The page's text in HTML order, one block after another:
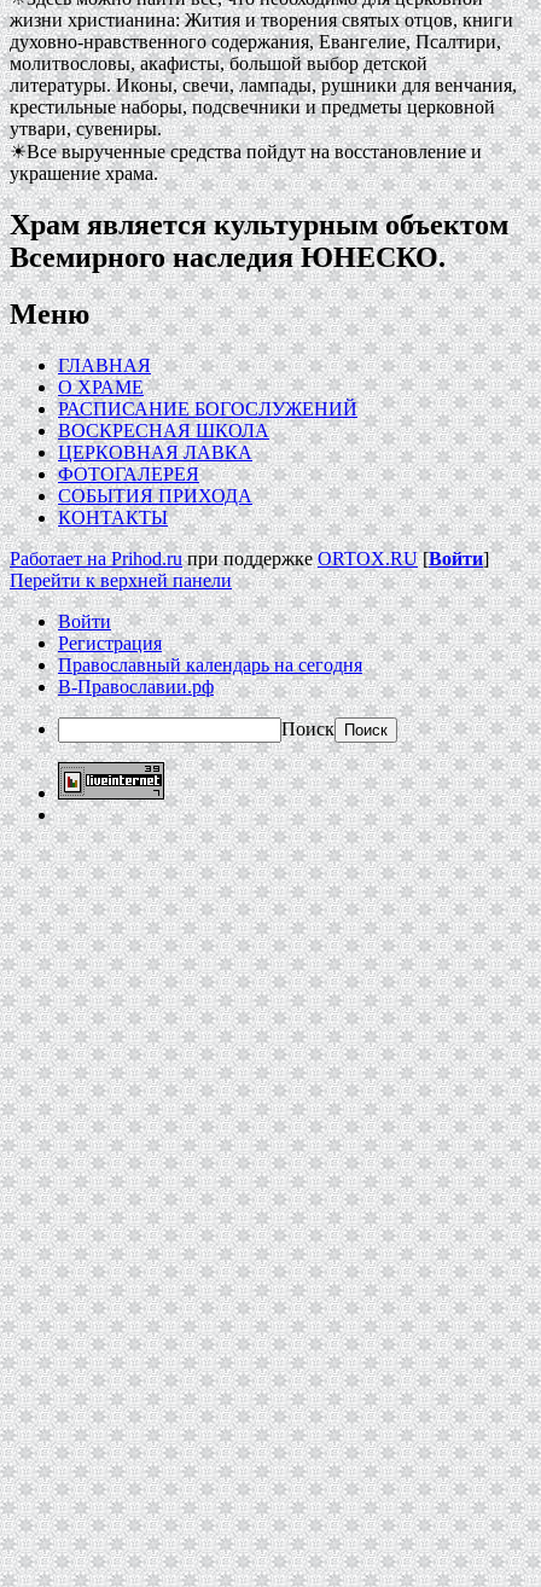
жизни христианина: Жития и творения святых отцов, книги
духовно-нравственного содержания, Евангелие, Псалтири,
молитвословы, акафисты, большой выбор детской
литературы. Иконы, свечи, лампады, рушники для венчания,
крестильные наборы, подсвечники и предметы церковной
утвари, сувениры.
☀Все вырученные средства пойдут на восстановление и
украшение храма.
Храм является культурным объектом
Всемирного наследия ЮНЕСКО.
Меню
ГЛАВНАЯ
О ХРАМЕ
РАСПИСАНИЕ БОГОСЛУЖЕНИЙ
ВОСКРЕСНАЯ ШКОЛА
ЦЕРКОВНАЯ ЛАВКА
ФОТОГАЛЕРЕЯ
СОБЫТИЯ ПРИХОДА
КОНТАКТЫ
Работает на Prihod.ruпри поддержкеORTOX.RU[Войти]
Перейти к верхней панели
Войти
Регистрация
Православный календарь на сегодня
В-Православии.рф
Поиск